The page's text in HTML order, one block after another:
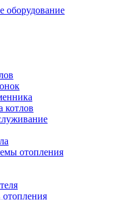
оборудование
котлов
отопления